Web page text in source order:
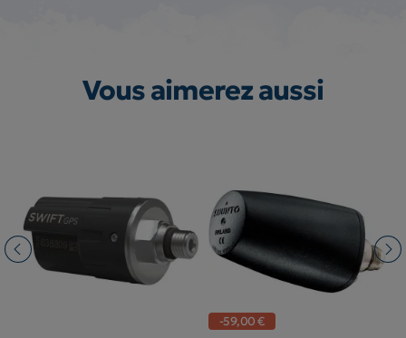
Vous aimerez aussi
-59,00 €